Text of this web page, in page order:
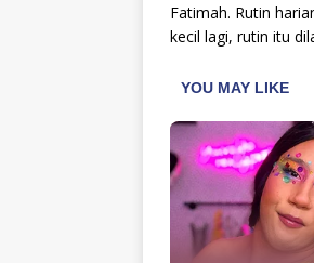
Fatimah. Rutin
kecil lagi, rutin itu